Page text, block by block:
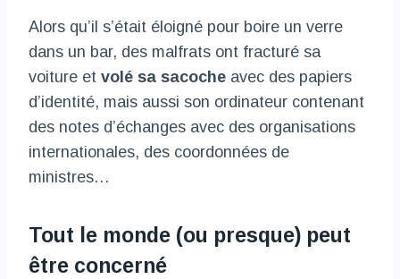
Alors qu’il s’était éloigné pour boire un verre
dans un bar, des malfrats ont fracturé sa
voiture et volé sa sacoche avec des papiers
d’identité, mais aussi son ordinateur contenant
des notes d’échanges avec des organisations
internationales, des coordonnées de
ministres…
Tout le monde (ou presque) peut
être concerné